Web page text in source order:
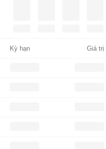
Kỳ hạn Giá trị